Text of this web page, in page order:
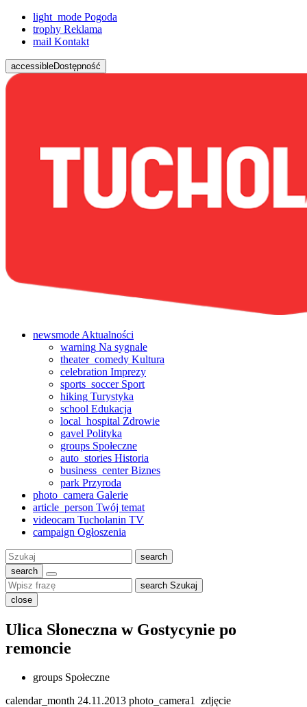
light_mode Pogoda
trophy Reklama
mail Kontakt
accessibleDostępność
newsmode Aktualności
warning Na sygnale
theater_comedy Kultura
celebration Imprezy
sports_soccerSport
hiking Turystyka
school Edukacja
local_hospital Zdrowie
gavel Polityka
groups Społeczne
auto_stories Historia
business_centerBiznes
park Przyroda
photo_camera Galerie
article_person Twój temat
videocam Tucholanin TV
campaign Ogłoszenia
Szukaj:
search
search
search Szukaj
close
Ulica Słoneczna w Gostycynie po
remoncie
groups Społeczne
calendar_month 24.11.2013 photo_camera1 zdjęcie